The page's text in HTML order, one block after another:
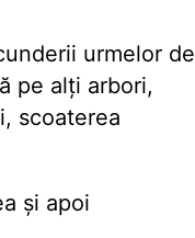
urmelor de
pe alți arbori,
scoaterea
și apoi